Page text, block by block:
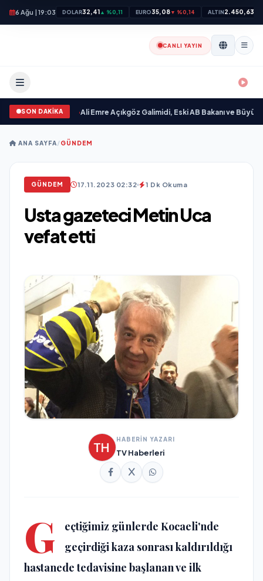
6 Ağu | 19:03 DOLAR32,41▲ %0,11 EURO35,08▼ %0,14 ALTIN2.450,63
CANLI YAYIN
SON DAKİKA
“ yayımlandı• Ali Emre Açıkgöz Galimidi, Eski AB Bakanı ve Büyükelçi
ANA SAYFA/GÜNDEM
GÜNDEM 17.11.2023 02:32 1 Dk Okuma
Usta gazeteci Metin Uca
vefat etti
HABERİN YAZARI
TV Haberleri
G
eçtiğimiz günlerde Kocaeli'nde
geçirdiği kaza sonrası kaldırıldığı
hastanede tedavisine başlanan ve ilk